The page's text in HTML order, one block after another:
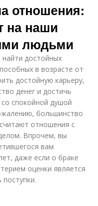
отношения:
на наши
людьми
достойных
в возрасте от
достойную карьеру,
денег и достичь
спокойной душой
большинство
отношения с
Впрочем, вы
вам
даже если о браке
оценки является